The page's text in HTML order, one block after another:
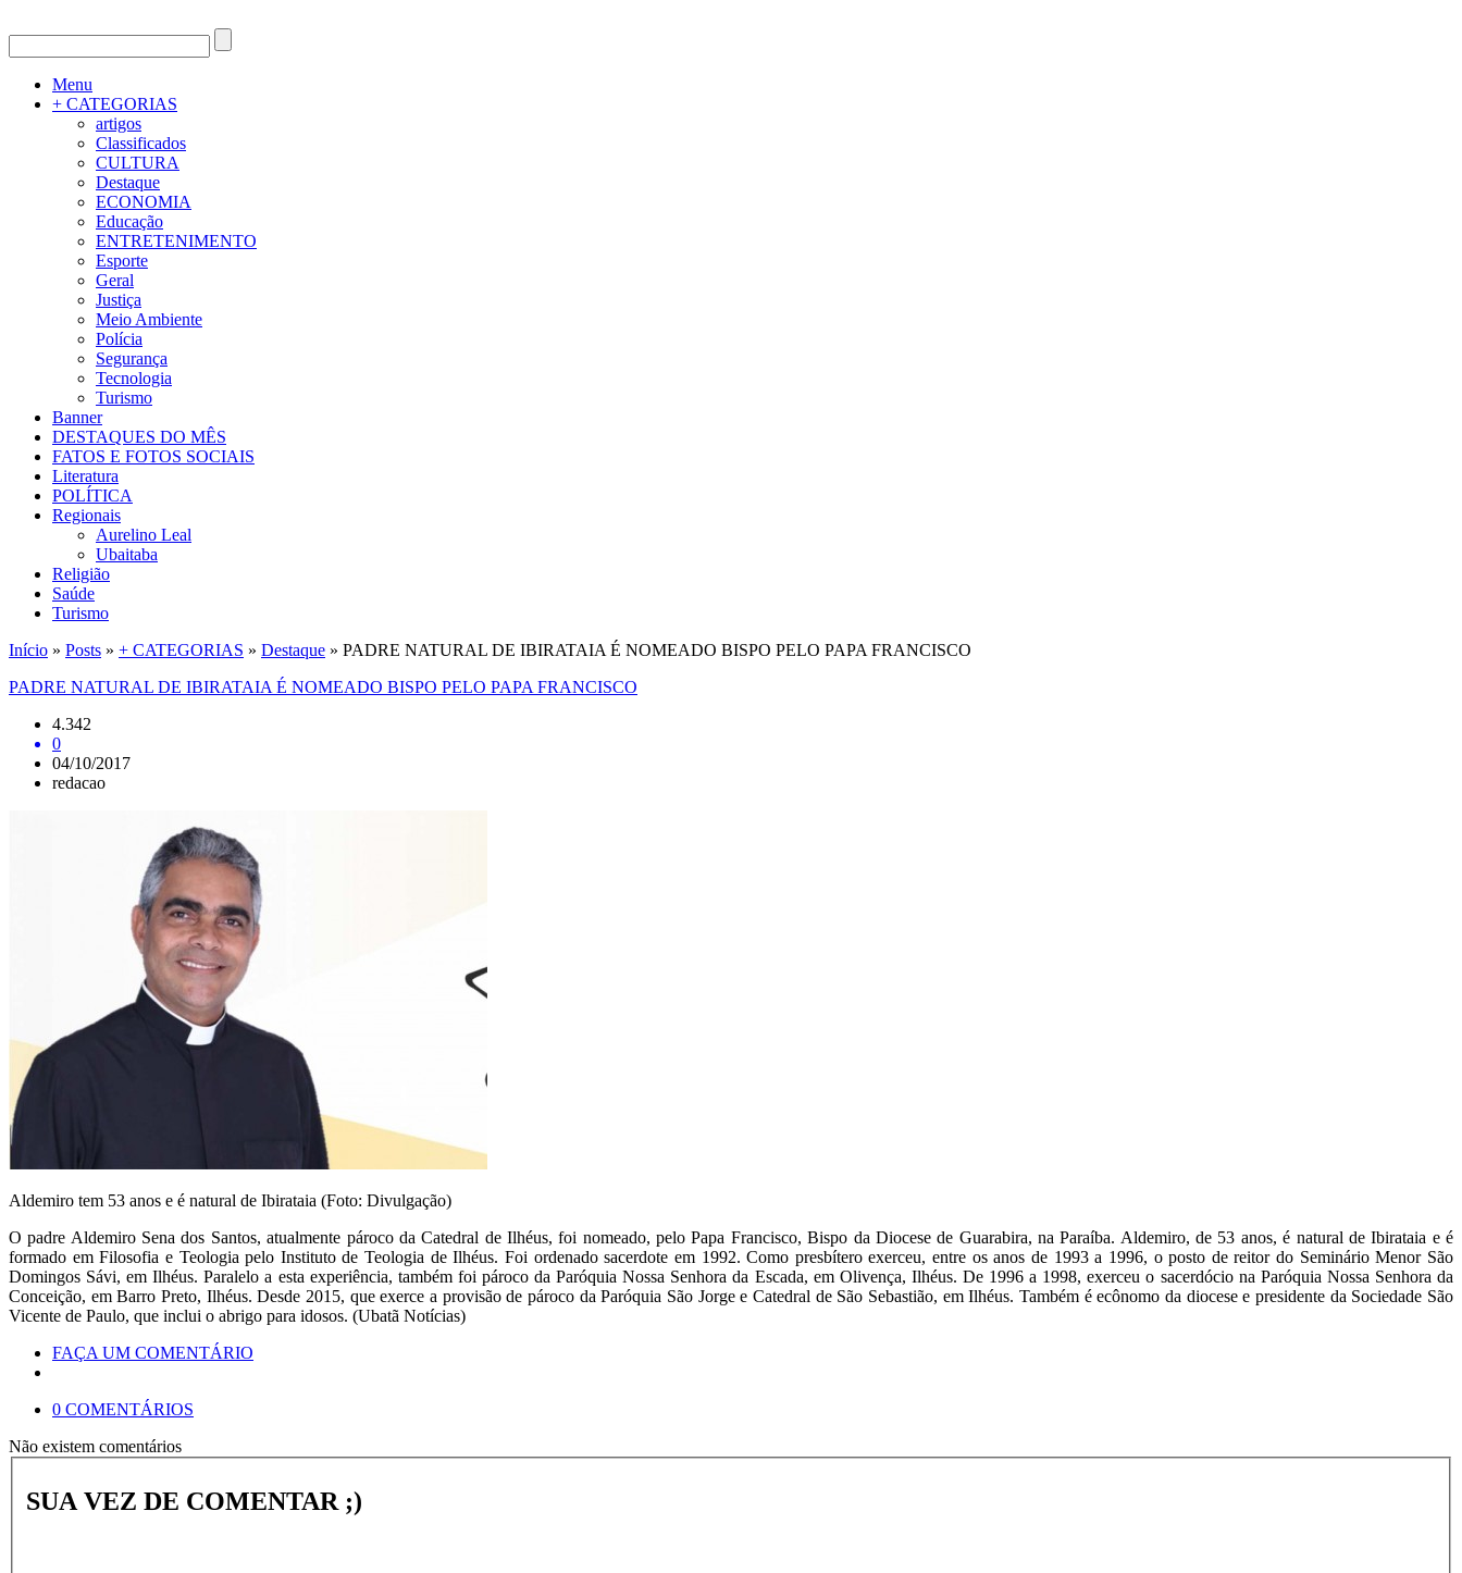
Menu
+ CATEGORIAS
artigos
Classificados
CULTURA
Destaque
ECONOMIA
Educação
ENTRETENIMENTO
Esporte
Geral
Justiça
Meio Ambiente
Polícia
Segurança
Tecnologia
Turismo
Banner
DESTAQUES DO MÊS
FATOS E FOTOS SOCIAIS
Literatura
POLÍTICA
Regionais
Aurelino Leal
Ubaitaba
Religião
Saúde
Turismo
Início » Posts » + CATEGORIAS » Destaque » PADRE NATURAL DE IBIRATAIA É NOMEADO BISPO PELO PAPA FRANCISCO
PADRE NATURAL DE IBIRATAIA É NOMEADO BISPO PELO PAPA FRANCISCO
4.342
0
04/10/2017
redacao
Aldemiro tem 53 anos e é natural de Ibirataia (Foto: Divulgação)
O padre Aldemiro Sena dos Santos, atualmente pároco da Catedral de Ilhéus, foi nomeado, pelo Papa Francisco, Bispo da Diocese de Guarabira, na Paraíba. Aldemiro, de 53 anos, é natural de Ibirataia e é
formado em Filosofia e Teologia pelo Instituto de Teologia de Ilhéus. Foi ordenado sacerdote em 1992. Como presbítero exerceu, entre os anos de 1993 a 1996, o posto de reitor do Seminário Menor São
Domingos Sávi, em Ilhéus. Paralelo a esta experiência, também foi pároco da Paróquia Nossa Senhora da Escada, em Olivença, Ilhéus. De 1996 a 1998, exerceu o sacerdócio na Paróquia Nossa Senhora da
Conceição, em Barro Preto, Ilhéus. Desde 2015, que exerce a provisão de pároco da Paróquia São Jorge e Catedral de São Sebastião, em Ilhéus. Também é ecônomo da diocese e presidente da Sociedade São
Vicente de Paulo, que inclui o abrigo para idosos. (Ubatã Notícias)
FAÇA UM COMENTÁRIO
0 COMENTÁRIOS
Não existem comentários
SUA VEZ DE COMENTAR ;)